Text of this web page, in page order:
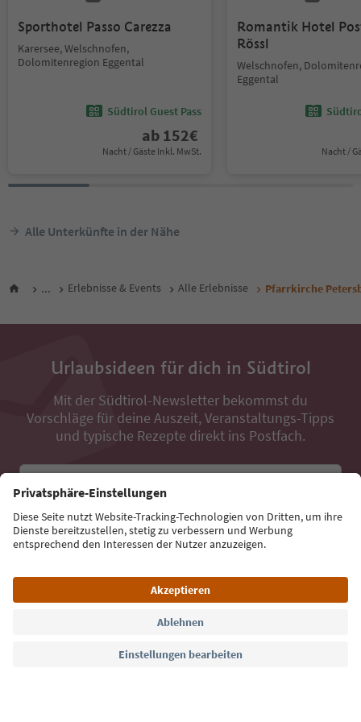
Sporthotel Passo Carezza
Karersee, Welschnofen,
Dolomitenregion Eggental
Südtirol Guest Pass
ab 152€
Nacht / Gäste Inkl. MwSt.
Romantik Hotel
Rössl
Welschnofen,
Eggental
Nacht /
Alle Unterkünfte in der Nähe
... Erlebnisse & Events Alle Erlebnisse Pfarrkirche
Urlaubsideen für dich in Südtirol
Mit der Südtirol-Newsletter bekommst du
Vorschläge für deine Auszeit, Veranstaltungs-Tipps
und typische Rezepte direkt ins Postfach.
Jetzt anmelden